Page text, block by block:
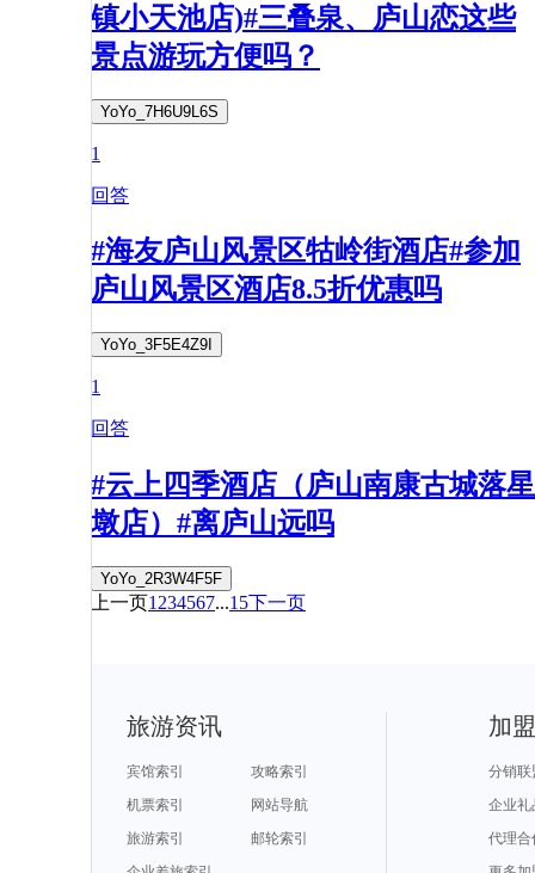
镇小天池店)#三叠泉、庐山恋这些
景点游玩方便吗？
YoYo_7H6U9L6S
1
回答
#海友庐山风景区牯岭街酒店#参加
庐山风景区酒店8.5折优惠吗
YoYo_3F5E4Z9I
1
回答
#云上四季酒店（庐山南康古城落星
墩店）#离庐山远吗
YoYo_2R3W4F5F
上一页1 234567...15下一页
旅游资讯
宾馆索引
攻略索引
机票索引
网站导航
旅游索引
邮轮索引
加
分销联
企业礼
代理合